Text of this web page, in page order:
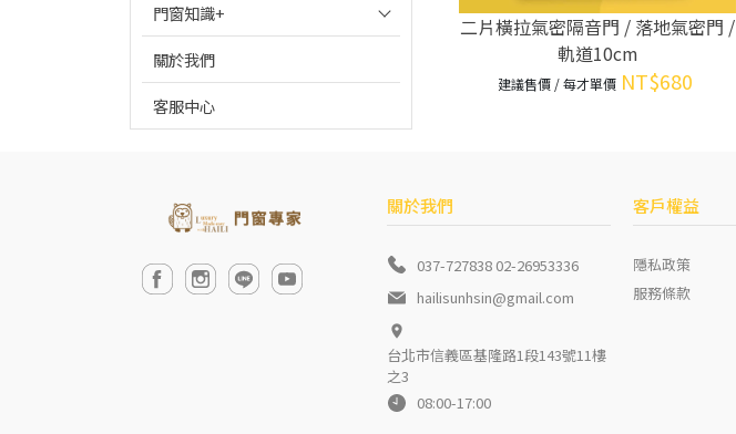
門窗知識+
關於我們
客服中心
二片橫拉氣密隔音門 / 落地氣密門 /
軌道10cm
建議售價 / 每才單價 NT$680
關於我們
037-727838 02-26953336
hailisunhsin@gmail.com
台北市信義區基隆路1段143號11樓
之3
08:00-17:00
客戶權益
隱私政策
服務條款